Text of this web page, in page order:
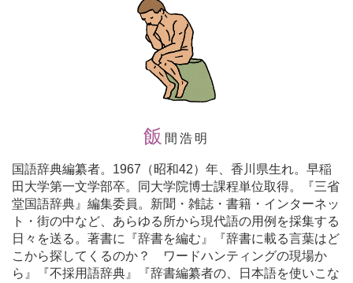
飯 間浩明
国語辞典編纂者。1967（昭和42）年、香川県生れ。早稲
田大学第一文学部卒。同大学院博士課程単位取得。『三省
堂国語辞典』編集委員。新聞・雑誌・書籍・インターネッ
ト・街の中など、あらゆる所から現代語の用例を採集する
日々を送る。著書に『辞書を編む』『辞書に載る言葉はど
こから探してくるのか？ ワードハンティングの現場か
ら』『不採用語辞典』『辞書編纂者の、日本語を使いこな